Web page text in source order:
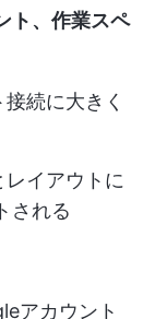
ト、作業スペ
続に大きく
イアウトに
される
アカウント